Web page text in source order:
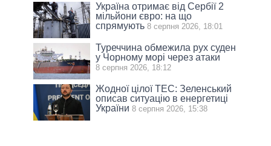
Україна отримає від Сербії 2
мільйони євро: на що
спрямують 8 серпня 2026, 18:01
Туреччина обмежила рух суден
у Чорному морі через атаки
8 серпня 2026, 18:12
Жодної цілої ТЕС: Зеленський
описав ситуацію в енергетиці
України 8 серпня 2026, 15:38